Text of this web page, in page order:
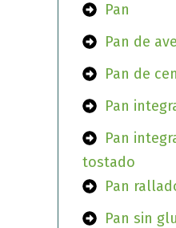
Pan
Pan de
Pan de
Pan
Pan
tostado
Pan
Pan sin